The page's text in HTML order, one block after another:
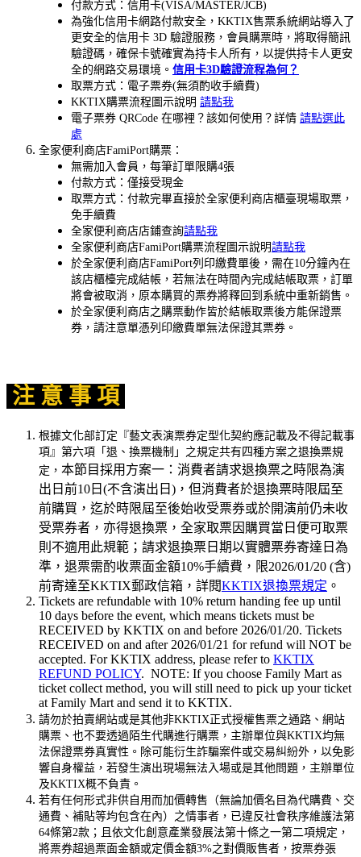
付款方式：信用卡(VISA/MASTER/JCB)
為強化信用卡網路付款安全，KKTIX售票系統網站導入了
更安全的信用卡 3D 驗證服務，會員購票時，將取得簡訊
驗證碼，確保卡號確實為持卡人所有，以提供持卡人更安
全的網路交易環境。 信用卡3D驗證流程為何？
取票方式：電子票券(無須酌收手續費)
KKTIX購票流程圖示說明 請點我
電子票券 QRCode 在哪裡？該如何使用？詳情 請點選此
處
全家便利商店FamiPort購票：
無需加入會員，每筆訂單限購4張
付款方式：僅接受現金
取票方式：付款完畢直接於全家便利商店櫃臺現場取票，
免手續費
全家便利商店店鋪查詢請點我
全家便利商店FamiPort購票流程圖示說明請點我
於全家便利商店FamiPort列印繳費單後，需在10分鐘內在
該店櫃檯完成結帳，若無法在時間內完成結帳取票，訂單
將會被取消，原本購買的票券將釋回到系統中重新銷售。
於全家便利商店之購票動作皆於結帳取票後方能保證票
券，請注意單憑列印繳費單無法保證其票券。
注 意 事 項
根據文化部訂定『藝文表演票券定型化契約應記載及不得記載事
項』第六項「退、換票機制」之規定共有四種方案之退換票規
定， 本節目採用方案一：消費者請求退換票之時限為演
出日前10日(不含演出日)，但消費者於退換票時限屆至
前購買，迄於時限屆至後始收受票券或於開演前仍未收
受票券者，亦得退換票，全家取票因購買當日便可取票
則不適用此規範；請求退換票日期以實體票券寄達日為
準，退票需酌收票面金額10%手續費，限2026/01/20 (含)
前寄達至KKTIX郵政信箱，詳閱KKTIX退換票規定 。
Tickets are refundable with 10% return handing fee up until
10 days before the event, which means tickets must be
RECEIVED by KKTIX on and before 2026/01/20. Tickets
RECEIVED on and after 2026/01/21 for refund will NOT be
accepted. For KKTIX address, please refer to KKTIX
REFUND POLICY. NOTE: If you choose Family Mart as
ticket collect method, you will still need to pick up your ticket
at Family Mart and send it to KKTIX.
請勿於拍賣網站或是其他非KKTIX正式授權售票之通路、網站
購票、也不要透過陌生代購進行購票，主辦單位與KKTIX均無
法保證票券真實性。除可能衍生詐騙案件或交易糾紛外，以免影
響自身權益，若發生演出現場無法入場或是其他問題，主辦單位
及KKTIX概不負責。
若有任何形式非供自用而加價轉售（無論加價名目為代購費、交
通費、補貼等均包含在內）之情事者，已違反社會秩序維護法第
64條第2款；且依文化創意產業發展法第十條之一第二項規定，
將票券超過票面金額或定價金額3%之對價販售者，按票券張